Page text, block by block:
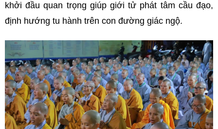
khởi đầu quan trọng giúp giới tử phát tâm cầu đạo,
định hướng tu hành trên con đường giác ngộ.